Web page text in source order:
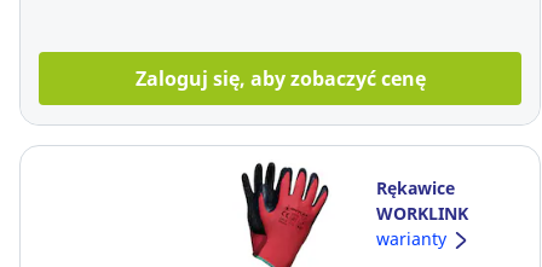
Zaloguj się, aby zobaczyć cenę
Rękawice
WORKLINK
Gnylex Set B,
warianty